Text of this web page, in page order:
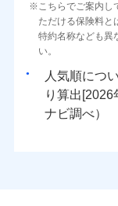
こちらでご案内し
ただける保険料と
特約名称なども異
い。
人気順につ
り算出[
ナビ調べ）